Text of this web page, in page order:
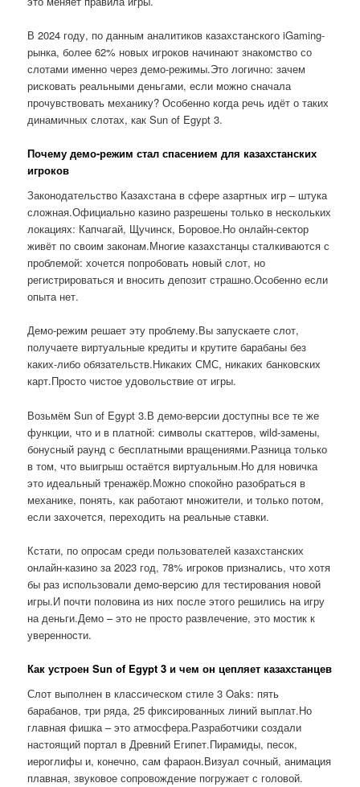
В 2024 году, по данным аналитиков казахстанского iGaming-
рынка, более 62% новых игроков начинают знакомство со
слотами именно через демо-режимы.Это логично: зачем
рисковать реальными деньгами, если можно сначала
прочувствовать механику? Особенно когда речь идёт о таких
динамичных слотах, как Sun of Egypt 3.
Почему демо-режим стал спасением для казахстанских
игроков
Законодательство Казахстана в сфере азартных игр – штука
сложная.Официально казино разрешены только в нескольких
локациях: Капчагай, Щучинск, Боровое.Но онлайн-сектор
живёт по своим законам.Многие казахстанцы сталкиваются с
проблемой: хочется попробовать новый слот, но
регистрироваться и вносить депозит страшно.Особенно если
опыта нет.
Демо-режим решает эту проблему.Вы запускаете слот,
получаете виртуальные кредиты и крутите барабаны без
каких-либо обязательств.Никаких СМС, никаких банковских
карт.Просто чистое удовольствие от игры.
Возьмём Sun of Egypt 3.В демо-версии доступны все те же
функции, что и в платной: символы скаттеров, wild-замены,
бонусный раунд с бесплатными вращениями.Разница только
в том, что выигрыш остаётся виртуальным.Но для новичка
это идеальный тренажёр.Можно спокойно разобраться в
механике, понять, как работают множители, и только потом,
если захочется, переходить на реальные ставки.
Кстати, по опросам среди пользователей казахстанских
онлайн-казино за 2023 год, 78% игроков признались, что хотя
бы раз использовали демо-версию для тестирования новой
игры.И почти половина из них после этого решились на игру
на деньги.Демо – это не просто развлечение, это мостик к
уверенности.
Как устроен Sun of Egypt 3 и чем он цепляет казахстанцев
Слот выполнен в классическом стиле 3 Oaks: пять
барабанов, три ряда, 25 фиксированных линий выплат.Но
главная фишка – это атмосфера.Разработчики создали
настоящий портал в Древний Египет.Пирамиды, песок,
иероглифы и, конечно, сам фараон.Визуал сочный, анимация
плавная, звуковое сопровождение погружает с головой.